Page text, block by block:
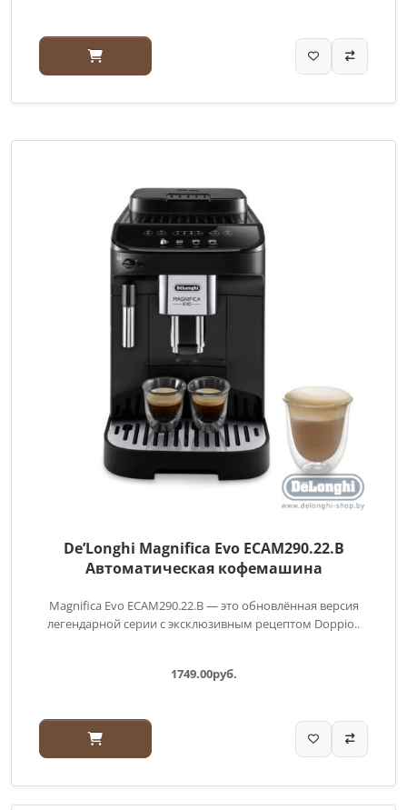
De’Longhi Magnifica Evo ECAM290.22.B
Автоматическая кофемашина
Magnifica Evo ECAM290.22.B — это обновлённая версия
легендарной серии с эксклюзивным рецептом Doppio..
1749.00руб.